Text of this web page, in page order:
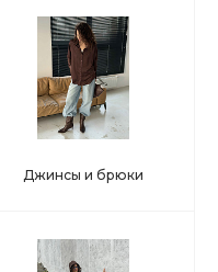
Джинсы и брюки